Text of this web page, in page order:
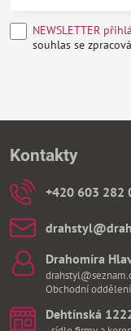
NEWSLETTER
souhlas se
Kontakty
+420 603 282
Drahomíra
Obchodní
Dehtínská